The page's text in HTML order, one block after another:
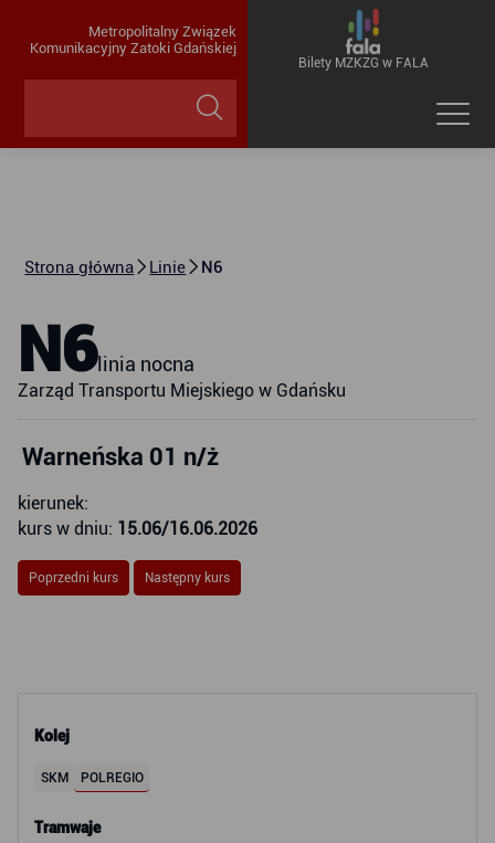
Metropolitalny Związek
Komunikacyjny Zatoki Gdańskiej
Bilety MZKZG w FALA
Strona główna Linie N6
Kolej
SKM POLREGIO
Tramwaje
N6linia nocna
Zarząd Transportu Miejskiego w Gdańsku
Warneńska 01 n/ż
kierunek:
kurs w dniu: 15.06/16.06.2026
Poprzedni kurs Następny kurs